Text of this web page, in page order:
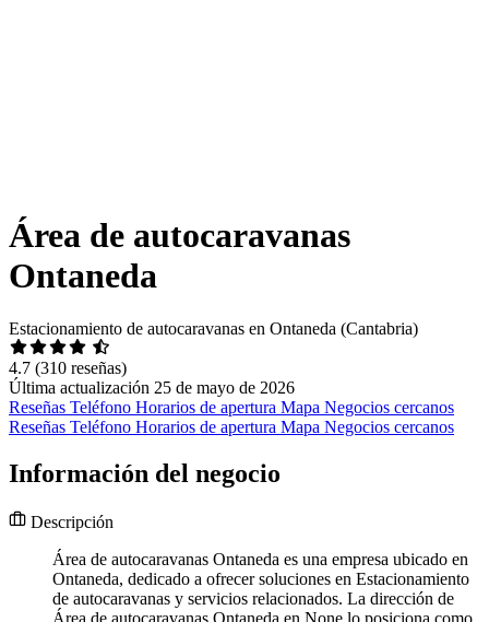
Área de autocaravanas
Ontaneda
Estacionamiento de autocaravanas en Ontaneda (Cantabria)
4.7 (310 reseñas)
Última actualización 25 de mayo de 2026
Reseñas Teléfono Horarios de apertura Mapa Negocios cercanos
Reseñas Teléfono Horarios de apertura Mapa Negocios cercanos
Información del negocio
Descripción
Área de autocaravanas Ontaneda es una empresa ubicado en
Ontaneda, dedicado a ofrecer soluciones en Estacionamiento
de autocaravanas y servicios relacionados. La dirección de
Área de autocaravanas Ontaneda en None lo posiciona como